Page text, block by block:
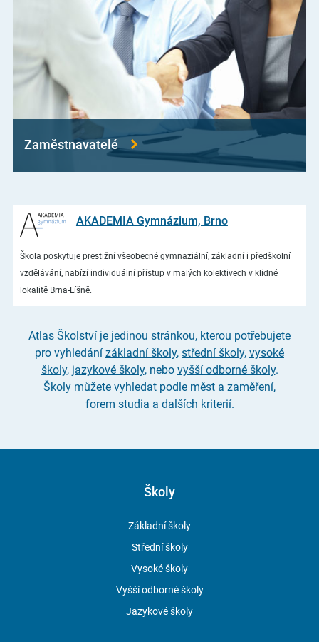
Zaměstnavatelé
AKADEMIA Gymnázium, Brno
Škola poskytuje prestižní všeobecné gymnaziální, základní i předškolní
vzdělávání, nabízí individuální přístup v malých kolektivech v klidné
lokalitě Brna-Líšně.
Atlas Školství je jedinou stránkou, kterou potřebujete
pro vyhledání základní školy, střední školy, vysoké
školy, jazykové školy, nebo vyšší odborné školy.
Školy můžete vyhledat podle měst a zaměření,
forem studia a dalších kriterií.
Školy
Základní školy
Střední školy
Vysoké školy
Vyšší odborné školy
Jazykové školy